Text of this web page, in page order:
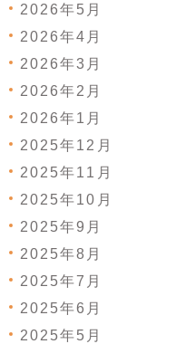
2026年5月
2026年4月
2026年3月
2026年2月
2026年1月
2025年12月
2025年11月
2025年10月
2025年9月
2025年8月
2025年7月
2025年6月
2025年5月